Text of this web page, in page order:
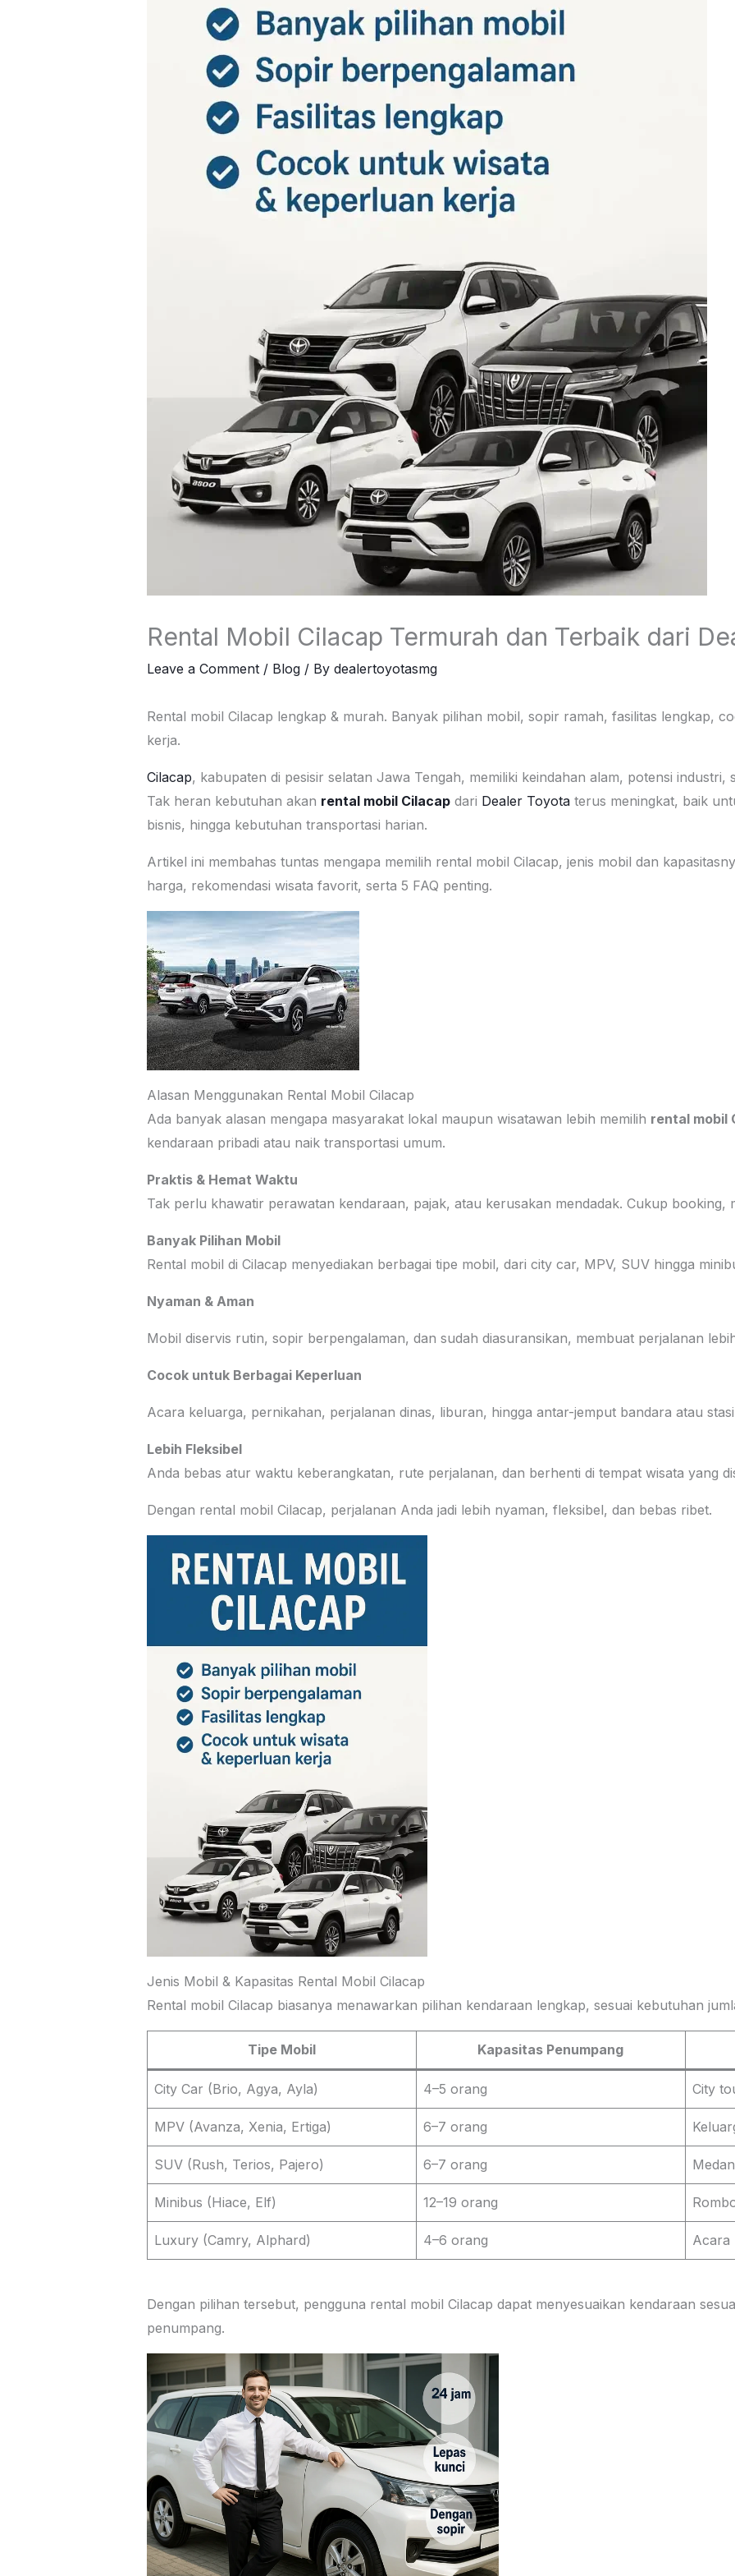
Rental Mobil Cilacap Termurah dan Terbaik dari
Leave a Comment / Blog/ By dealertoyotasmg
Rental mobil Cilacap lengkap & murah. Banyak pilihan mobil, sopir ramah, fasilitas lengkap,
kerja.
Cilacap, kabupaten di pesisir selatan Jawa Tengah, memiliki keindahan alam, potensi industri,
Tak heran kebutuhan akan rental mobil Cilacapdari Dealer Toyotaterus meningkat, baik
bisnis, hingga kebutuhan transportasi harian.
Artikel ini membahas tuntas mengapa memilih rental mobil Cilacap, jenis mobil dan
harga, rekomendasi wisata favorit, serta 5 FAQ penting.
Alasan Menggunakan Rental Mobil Cilacap
Ada banyak alasan mengapa masyarakat lokal maupun wisatawan lebih memilih rental mobil
kendaraan pribadi atau naik transportasi umum.
Praktis & Hemat Waktu
Tak perlu khawatir perawatan kendaraan, pajak, atau kerusakan mendadak. Cukup booking,
Banyak Pilihan Mobil
Rental mobil di Cilacap menyediakan berbagai tipe mobil, dari city car, MPV, SUV hingga
Nyaman & Aman
Mobil diservis rutin, sopir berpengalaman, dan sudah diasuransikan, membuat perjalanan
Cocok untuk Berbagai Keperluan
Acara keluarga, pernikahan, perjalanan dinas, liburan, hingga antar-jemput bandara atau
Lebih Fleksibel
Anda bebas atur waktu keberangkatan, rute perjalanan, dan berhenti di tempat wisata yang
Dengan rental mobil Cilacap, perjalanan Anda jadi lebih nyaman, fleksibel, dan bebas ribet.
Jenis Mobil & Kapasitas Rental Mobil Cilacap
Rental mobil Cilacap biasanya menawarkan pilihan kendaraan lengkap, sesuai kebutuhan
Tipe Mobil Kapasitas Penumpang
City Car (Brio, Agya, Ayla) 4–5 orang City
MPV (Avanza, Xenia, Ertiga) 6–7 orang
SUV (Rush, Terios, Pajero) 6–7 orang
Minibus (Hiace, Elf) 12–19 orang
Luxury (Camry, Alphard) 4–6 orang Acara
Dengan pilihan tersebut, pengguna rental mobil Cilacap dapat menyesuaikan kendaraan
penumpang.